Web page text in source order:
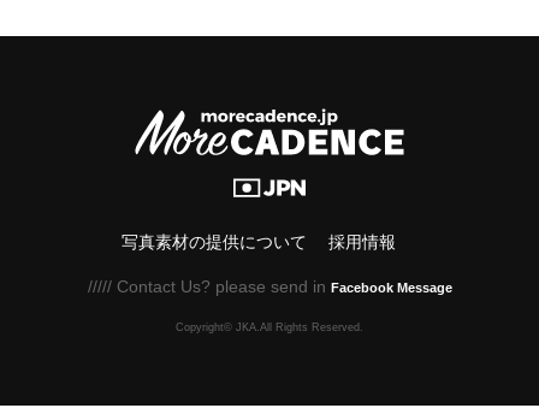
写真素材の提供について 採用情報
///// Contact Us? please send in Facebook Message
Copyright© JKA.All Rights Reserved.